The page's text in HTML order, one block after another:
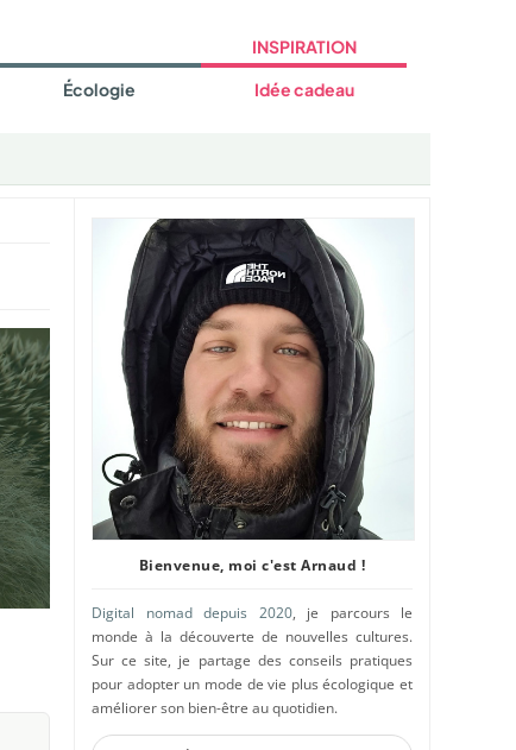
Écologie
INSPIRATION
Idée cadeau
Bienvenue, moi c'est Arnaud !
Digital nomad depuis 2020, je parcours le
monde à la découverte de nouvelles cultures.
Sur ce site, je partage des conseils pratiques
pour adopter un mode de vie plus écologique et
améliorer son bien-être au quotidien.